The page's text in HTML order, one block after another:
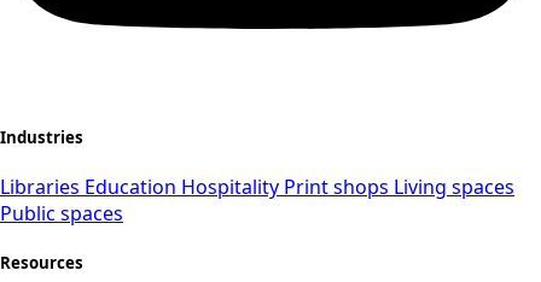
Industries
Libraries Education Hospitality Print shops Living spaces
Public spaces
Resources